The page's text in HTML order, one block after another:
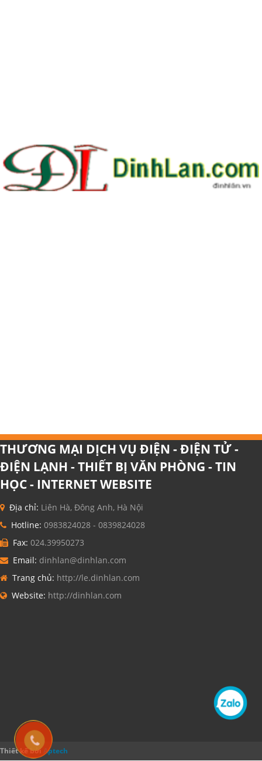
THƯƠNG MẠI DỊCH VỤ ĐIỆN - ĐIỆN TỬ -
ĐIỆN LẠNH - THIẾT BỊ VĂN PHÒNG - TIN
HỌC - INTERNET WEBSITE
Địa chỉ: Liên Hà, Đông Anh, Hà Nội
Hotline: 0983824028 - 0839824028
Fax: 024.39950273
Email: dinhlan@dinhlan.com
Trang chủ: http://le.dinhlan.com
Website: http://dinhlan.com
Thiết kế bởiAptech